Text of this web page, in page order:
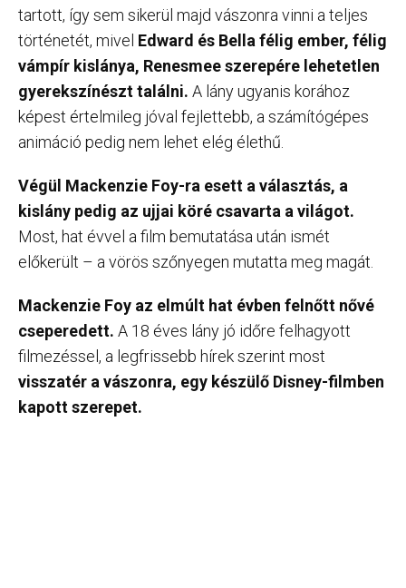
tartott, így sem sikerül majd vászonra vinni a teljes
történetét, mivel Edward és Bella félig ember, félig
vámpír kislánya, Renesmee szerepére lehetetlen
gyerekszínészt találni. A lány ugyanis korához
képest értelmileg jóval fejlettebb, a számítógépes
animáció pedig nem lehet elég élethű.
Végül Mackenzie Foy-ra esett a választás, a
kislány pedig az ujjai köré csavarta a világot.
Most, hat évvel a film bemutatása után ismét
előkerült – a vörös szőnyegen mutatta meg magát.
Mackenzie Foy az elmúlt hat évben felnőtt nővé
cseperedett. A 18 éves lány jó időre felhagyott
filmezéssel, a legfrissebb hírek szerint most
visszatér a vászonra, egy készülő Disney-filmben
kapott szerepet.